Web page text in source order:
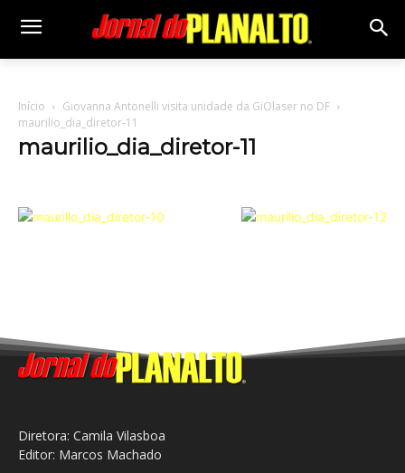
Início
Giovanna Antonelli visita unidade da GiOlaser no DF
maurilio_dia_diretor-11
maurilio_dia_diretor-11
Diretora: Camila Vilasboa
Editor: Marcos Machado